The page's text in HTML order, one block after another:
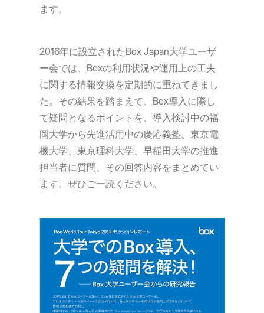
ます。
2016年に設立されたBox Japan大学ユーザ
ー会では、Boxの利用状況や運用上の工夫
に関する情報交換を定期的に重ねてきまし
た。その結果を踏まえて、Box導入に際し
て疑問となるポイントを、導入検討中の福
岡大学から先進活用中の慶応義塾、東京電
機大学、東京理科大学、早稲田大学の推進
担当者に質問、その回答内容をまとめてい
ます。ぜひご一読ください。